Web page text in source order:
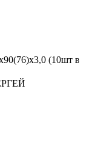
(10шт в